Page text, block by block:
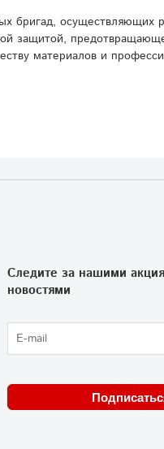
бригад,
защитой,
материалов и
Следите за нашими
новостями